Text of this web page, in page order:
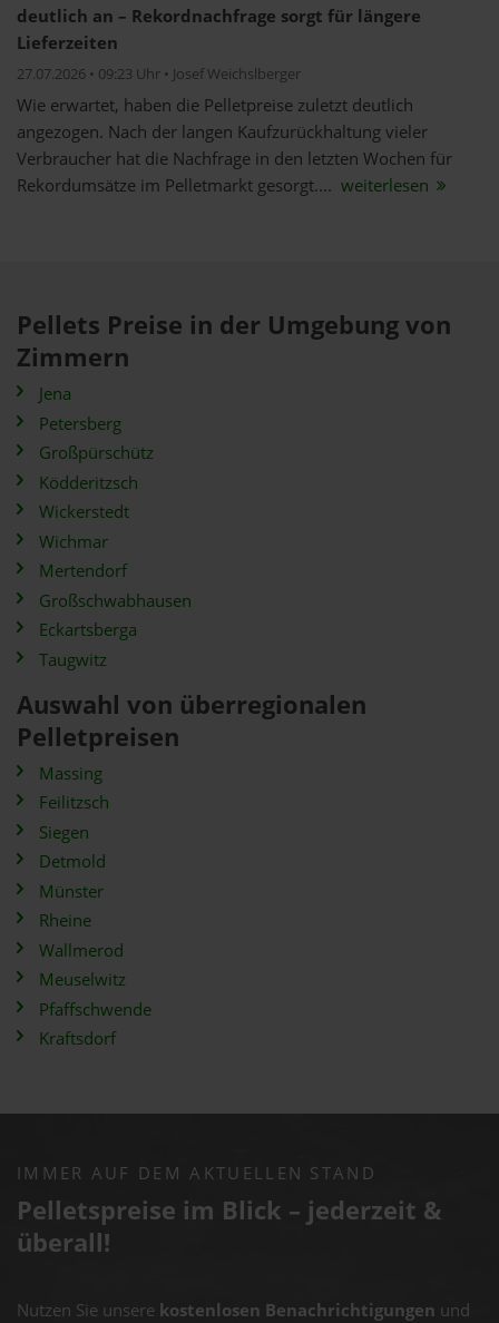
deutlich an – Rekordnachfrage sorgt für längere
Lieferzeiten
27.07.2026 • 09:23 Uhr • Josef Weichslberger
Wie erwartet, haben die Pelletpreise zuletzt deutlich
angezogen. Nach der langen Kaufzurückhaltung vieler
Verbraucher hat die Nachfrage in den letzten Wochen für
Rekordumsätze im Pelletmarkt gesorgt.... weiterlesen
Pellets Preise in der Umgebung von
Zimmern
Jena
Petersberg
Großpürschütz
Ködderitzsch
Wickerstedt
Wichmar
Mertendorf
Großschwabhausen
Eckartsberga
Taugwitz
Auswahl von überregionalen
Pelletpreisen
Massing
Feilitzsch
Siegen
Detmold
Münster
Rheine
Wallmerod
Meuselwitz
Pfaffschwende
Kraftsdorf
IMMER AUF DEM AKTUELLEN STAND
Pelletspreise im Blick – jederzeit &
überall!
Nutzen Sie unsere kostenlosen Benachrichtigungen und